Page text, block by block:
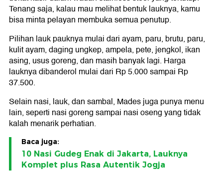
Tenang saja, kalau mau melihat bentuk lauknya, kamu
bisa minta pelayan membuka semua penutup.
Pilihan lauk pauknya mulai dari ayam, paru, brutu, paru,
kulit ayam, daging ungkep, ampela, pete, jengkol, ikan
asing, usus goreng, dan masih banyak lagi. Harga
lauknya dibanderol mulai dari Rp 5.000 sampai Rp
37.500.
Selain nasi, lauk, dan sambal, Mades juga punya menu
lain, seperti nasi goreng sampai nasi oseng yang tidak
kalah menarik perhatian.
Baca juga:
10 Nasi Gudeg Enak di Jakarta, Lauknya
Komplet plus Rasa Autentik Jogja